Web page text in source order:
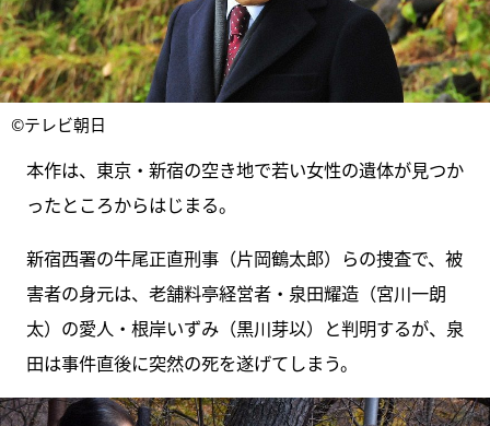
©テレビ朝日
本作は、東京・新宿の空き地で若い女性の遺体が見つか
ったところからはじまる。
新宿西署の牛尾正直刑事（片岡鶴太郎）らの捜査で、被
害者の身元は、老舗料亭経営者・泉田耀造（宮川一朗
太）の愛人・根岸いずみ（黒川芽以）と判明するが、泉
田は事件直後に突然の死を遂げてしまう。